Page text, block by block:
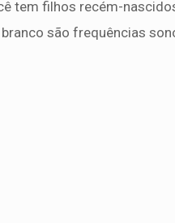
tem filhos recém-
branco são frequências